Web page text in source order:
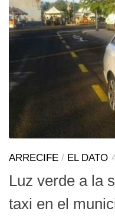
ARRECIFE / EL DATO
Luz verde a la
taxi en el